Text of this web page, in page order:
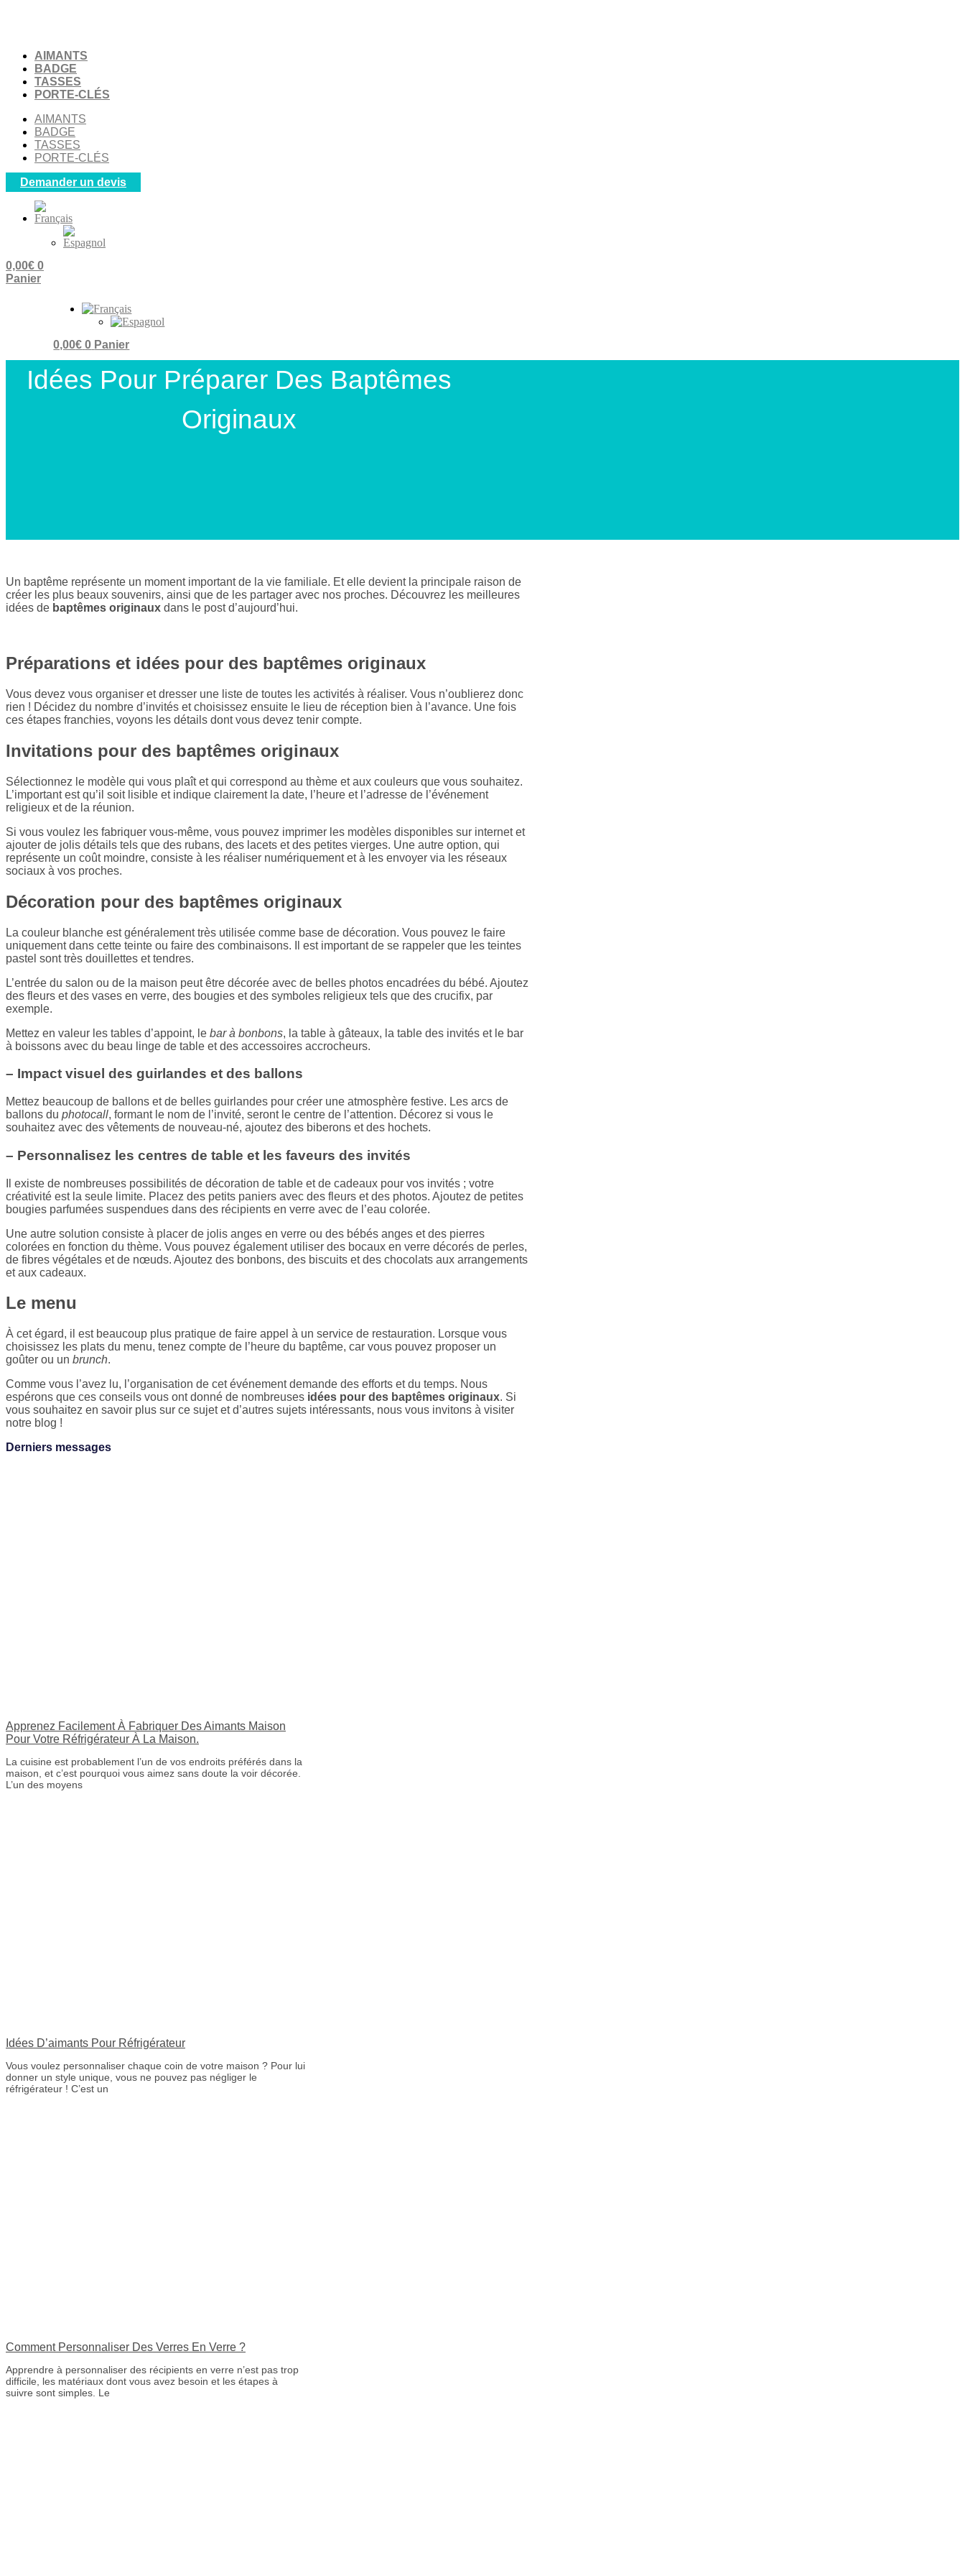
AIMANTS
BADGE
TASSES
PORTE-CLÉS
AIMANTS
BADGE
TASSES
PORTE-CLÉS
Demander un devis
0,00€ 0
Panier
0,00€ 0 Panier
Idées Pour Préparer Des Baptêmes
Originaux
Un baptême représente un moment important de la vie familiale. Et elle devient la principale raison de
créer les plus beaux souvenirs, ainsi que de les partager avec nos proches. Découvrez les meilleures
idées de baptêmes originaux dans le post d’aujourd’hui.
Préparations et idées pour des baptêmes originaux
Vous devez vous organiser et dresser une liste de toutes les activités à réaliser. Vous n’oublierez donc
rien ! Décidez du nombre d’invités et choisissez ensuite le lieu de réception bien à l’avance. Une fois
ces étapes franchies, voyons les détails dont vous devez tenir compte.
Invitations pour des baptêmes originaux
Sélectionnez le modèle qui vous plaît et qui correspond au thème et aux couleurs que vous souhaitez.
L’important est qu’il soit lisible et indique clairement la date, l’heure et l’adresse de l’événement
religieux et de la réunion.
Si vous voulez les fabriquer vous-même, vous pouvez imprimer les modèles disponibles sur internet et
ajouter de jolis détails tels que des rubans, des lacets et des petites vierges. Une autre option, qui
représente un coût moindre, consiste à les réaliser numériquement et à les envoyer via les réseaux
sociaux à vos proches.
Décoration pour des baptêmes originaux
La couleur blanche est généralement très utilisée comme base de décoration. Vous pouvez le faire
uniquement dans cette teinte ou faire des combinaisons. Il est important de se rappeler que les teintes
pastel sont très douillettes et tendres.
L’entrée du salon ou de la maison peut être décorée avec de belles photos encadrées du bébé. Ajoutez
des fleurs et des vases en verre, des bougies et des symboles religieux tels que des crucifix, par
exemple.
Mettez en valeur les tables d’appoint, le bar à bonbons, la table à gâteaux, la table des invités et le bar
à boissons avec du beau linge de table et des accessoires accrocheurs.
– Impact visuel des guirlandes et des ballons
Mettez beaucoup de ballons et de belles guirlandes pour créer une atmosphère festive. Les arcs de
ballons du photocall, formant le nom de l’invité, seront le centre de l’attention. Décorez si vous le
souhaitez avec des vêtements de nouveau-né, ajoutez des biberons et des hochets.
– Personnalisez les centres de table et les faveurs des invités
Il existe de nombreuses possibilités de décoration de table et de cadeaux pour vos invités ; votre
créativité est la seule limite. Placez des petits paniers avec des fleurs et des photos. Ajoutez de petites
bougies parfumées suspendues dans des récipients en verre avec de l’eau colorée.
Une autre solution consiste à placer de jolis anges en verre ou des bébés anges et des pierres
colorées en fonction du thème. Vous pouvez également utiliser des bocaux en verre décorés de perles,
de fibres végétales et de nœuds. Ajoutez des bonbons, des biscuits et des chocolats aux arrangements
et aux cadeaux.
Le menu
À cet égard, il est beaucoup plus pratique de faire appel à un service de restauration. Lorsque vous
choisissez les plats du menu, tenez compte de l’heure du baptême, car vous pouvez proposer un
goûter ou un brunch.
Comme vous l’avez lu, l’organisation de cet événement demande des efforts et du temps. Nous
espérons que ces conseils vous ont donné de nombreuses idées pour des baptêmes originaux. Si
vous souhaitez en savoir plus sur ce sujet et d’autres sujets intéressants, nous vous invitons à visiter
notre blog !
Derniers messages
Apprenez Facilement À Fabriquer Des Aimants Maison
Pour Votre Réfrigérateur À La Maison.
La cuisine est probablement l’un de vos endroits préférés dans la
maison, et c’est pourquoi vous aimez sans doute la voir décorée.
L’un des moyens
Idées D’aimants Pour Réfrigérateur
Vous voulez personnaliser chaque coin de votre maison ? Pour lui
donner un style unique, vous ne pouvez pas négliger le
réfrigérateur ! C’est un
Comment Personnaliser Des Verres En Verre ?
Apprendre à personnaliser des récipients en verre n’est pas trop
difficile, les matériaux dont vous avez besoin et les étapes à
suivre sont simples. Le